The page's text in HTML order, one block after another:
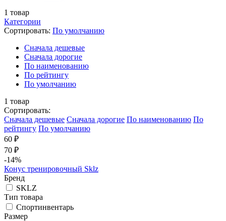
1 товар
Категории
Сортировать: По умолчанию
Cначала дешевые
Cначала дорогие
По наименованию
По рейтингу
По умолчанию
1 товар
Сортировать:
Cначала дешевые Cначала дорогие По наименованию По
рейтингу По умолчанию
60 ₽
70 ₽
-14%
Конус тренировочный Sklz
Бренд
SKLZ
Тип товара
Спортинвентарь
Размер